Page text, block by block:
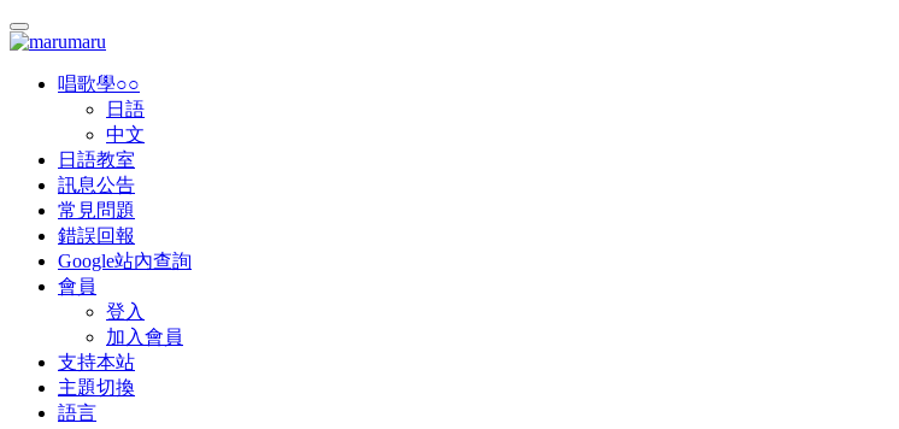
唱歌學○○
日語
中文
日語教室
訊息公告
常見問題
錯誤回報
Google站內查詢
會員
登入
加入會員
支持本站
主題切換
語言